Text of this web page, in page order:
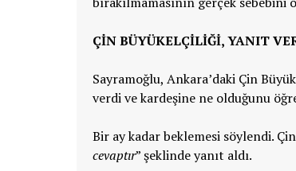
ÇİN BÜYÜKELÇİLİĞİ, YANIT
Sayramoğlu, Ankara’daki Çin
verdi ve kardeşine ne olduğunu
Bir ay kadar beklemesi söylendi.
cevaptır” şeklinde yanıt aldı.